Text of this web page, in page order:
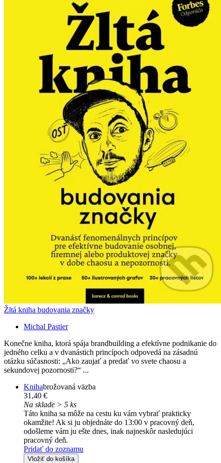
Žltá kniha budovania značky
Michal Pastier
Konečne kniha, ktorá spája brandbuilding a efektívne podnikanie do
jedného celku a v dvanástich princípoch odpovedá na zásadnú
otázku súčasnosti: „Ako zaujať a predať vo svete chaosu a
sekundovej pozornosti?“ ...
Knihabrožovaná väzba
31,40 €
Na sklade > 5 ks
Táto kniha sa môže na cestu ku vám vybrať prakticky
okamžite! Ak si ju objednáte do 13:00 v pracovný deň,
odošleme vám ju ešte dnes, inak najneskôr nasledujúci
pracovný deň.
Pridať do zoznamu
Vložiť do košíka